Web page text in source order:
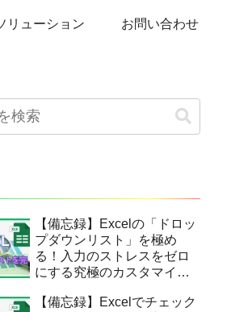
リューション お問い合わせ
【備忘録】Excelの「ドロッ
プダウンリスト」を極め
る！入力のストレスをゼロ
にする究極のカスタマイ
【備忘録】Excelでチェック